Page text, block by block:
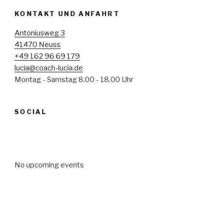
KONTAKT UND ANFAHRT
Antoniusweg 3
41470 Neuss
+49 162 96 69 179
lucia@coach-lucia.de
Montag - Samstag 8.00 - 18.00 Uhr
SOCIAL
No upcoming events